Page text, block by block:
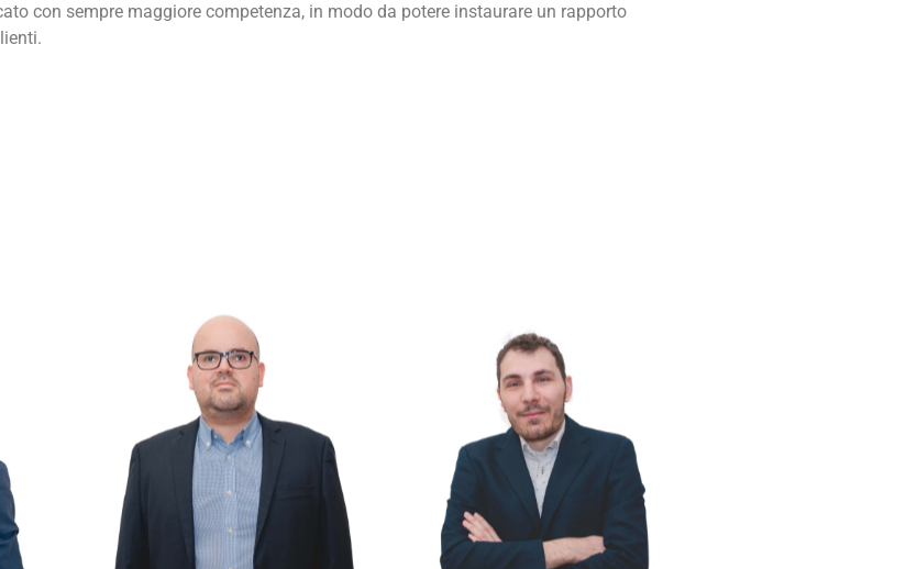
con sempre maggiore competenza, in modo da potere instaurare un rapporto